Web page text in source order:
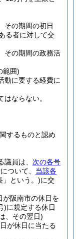
その期間の初日
る者に対して交
その期間の政務活
範囲)
動に要する経費に
ならない。
するものと認め
員は、 次の各号
ついて、 当該各
」という。)に交
が阪南市の休日を
)に規定する休日
、その翌日)
が休日に当たる